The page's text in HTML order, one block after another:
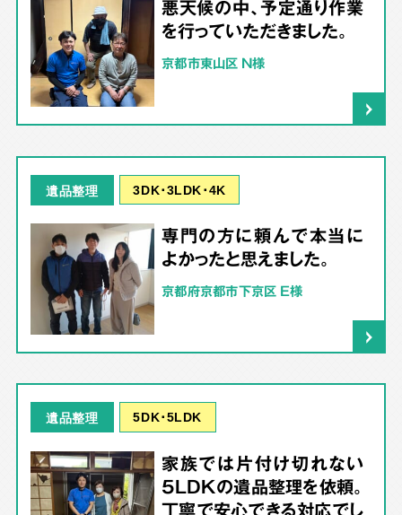
悪天候の中、予定通り作業
を行っていただきました。
京都市東山区 N様
遺品整理 3DK･3LDK･4K
専門の方に頼んで本当に
よかったと思えました。
京都府京都市下京区 E様
遺品整理 5DK･5LDK
家族では片付け切れない
5LDKの遺品整理を依頼。
丁寧で安心できる対応でし